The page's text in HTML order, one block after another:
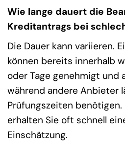
Wie lange dauert die
Kreditantrags bei
Die Dauer kann variieren.
können bereits innerhalb
oder Tage genehmigt und
während andere Anbieter
Prüfungszeiten benötigen.
erhalten Sie oft schnell
Einschätzung.